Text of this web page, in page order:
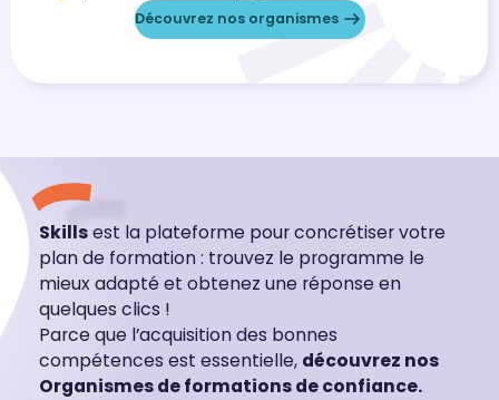
Découvrez nos organismes
Skillsest la plateforme pour concrétiser votre
plan de formation : trouvez le programme le
mieux adapté et obtenez une réponse en
quelques clics !
Parce que l’acquisition des bonnes
compétences est essentielle, découvrez nos
Organismes de formations de confiance.